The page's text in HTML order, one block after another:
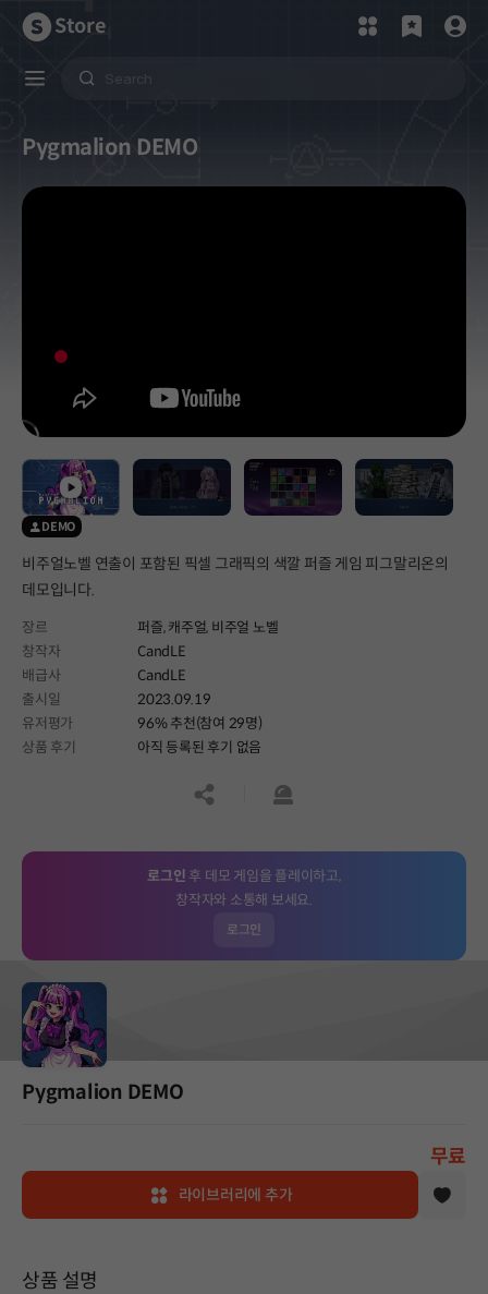
Store
Pygmalion DEMO
DEMO
비주얼노벨 연출이 포함된 픽셀 그래픽의 색깔 퍼즐 게임 피그말리온의
데모입니다.
장르 퍼즐,캐주얼, 비주얼 노벨
창작자
CandLE
배급사
CandLE
출시일
2023.09.19
유저평가
96% 추천(참여 29명)
상품 후기
아직 등록된 후기 없음
공유하기신고하기
로그인 후 데모 게임을 플레이하고,
창작자와 소통해 보세요.
로그인
Pygmalion DEMO
무료
라이브러리에 추가
상품 설명